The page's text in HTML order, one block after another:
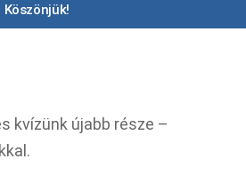
kvízünk újabb része –